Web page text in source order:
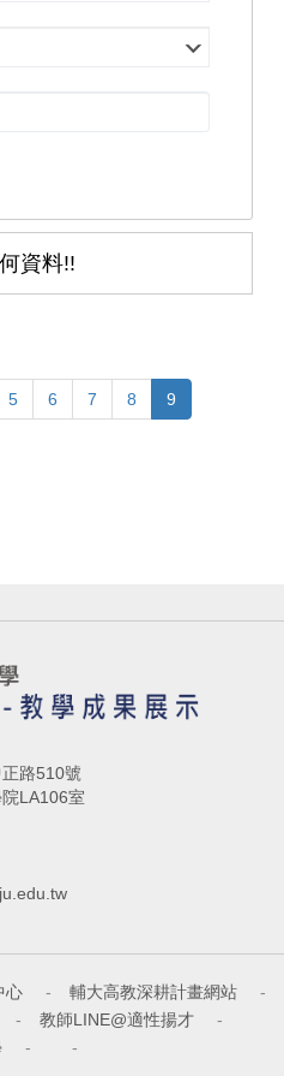
資料!!
5 6 7 8 9
路510號
LA106室
心 - 輔大高教深耕計畫網站
-
- 教師LINE@適性揚才
-
- -